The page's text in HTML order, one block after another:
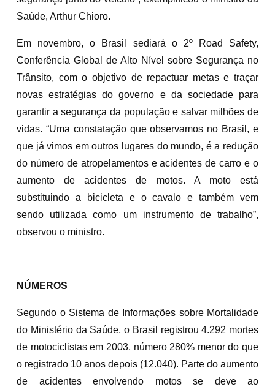
Saúde, Arthur Chioro.
Em novembro, o Brasil sediará o 2º Road Safety,
Conferência Global de Alto Nível sobre Segurança no
Trânsito, com o objetivo de repactuar metas e traçar
novas estratégias do governo e da sociedade para
garantir a segurança da população e salvar milhões de
vidas. “Uma constatação que observamos no Brasil, e
que já vimos em outros lugares do mundo, é a redução
do número de atropelamentos e acidentes de carro e o
aumento de acidentes de motos. A moto está
substituindo a bicicleta e o cavalo e também vem
sendo utilizada como um instrumento de trabalho”,
observou o ministro.
NÚMEROS
Segundo o Sistema de Informações sobre Mortalidade
do Ministério da Saúde, o Brasil registrou 4.292 mortes
de motociclistas em 2003, número 280% menor do que
o registrado 10 anos depois (12.040). Parte do aumento
de acidentes envolvendo motos se deve ao